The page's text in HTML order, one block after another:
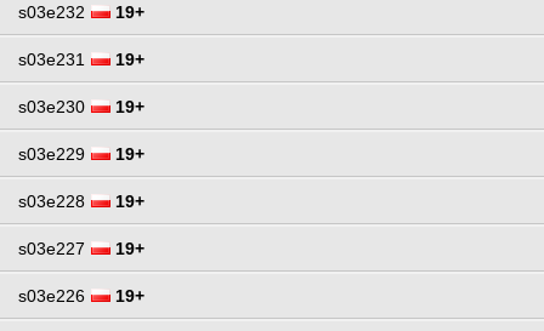
s03e232 19+
s03e231 19+
s03e230 19+
s03e229 19+
s03e228 19+
s03e227 19+
s03e226 19+